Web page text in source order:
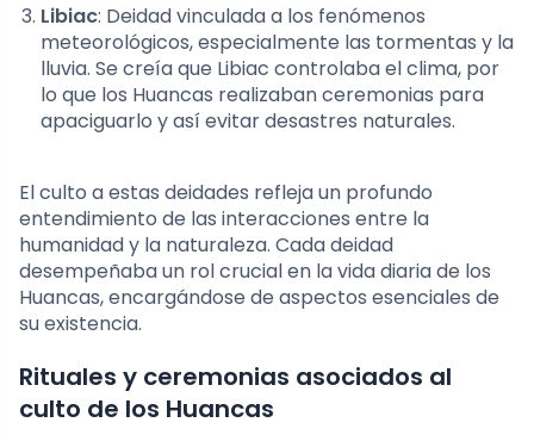
Libiac: Deidad vinculada a los fenómenos
meteorológicos, especialmente las tormentas y la
lluvia. Se creía que Libiac controlaba el clima, por
lo que los Huancas realizaban ceremonias para
apaciguarlo y así evitar desastres naturales.
El culto a estas deidades refleja un profundo
entendimiento de las interacciones entre la
humanidad y la naturaleza. Cada deidad
desempeñaba un rol crucial en la vida diaria de los
Huancas, encargándose de aspectos esenciales de
su existencia.
Rituales y ceremonias asociados al
culto de los Huancas